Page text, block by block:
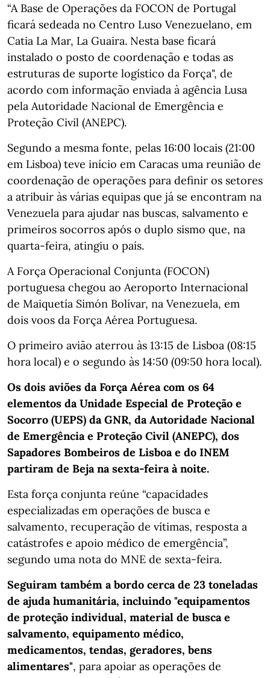
“A Base de Operações da FOCON de Portugal
ficará sedeada no Centro Luso Venezuelano, em
Catia La Mar, La Guaira. Nesta base ficará
instalado o posto de coordenação e todas as
estruturas de suporte logístico da Força", de
acordo com informação enviada à agência Lusa
pela Autoridade Nacional de Emergência e
Proteção Civil (ANEPC).
Segundo a mesma fonte, pelas 16:00 locais (21:00
em Lisboa) teve início em Caracas uma reunião de
coordenação de operações para definir os setores
a atribuir às várias equipas que já se encontram na
Venezuela para ajudar nas buscas, salvamento e
primeiros socorros após o duplo sismo que, na
quarta-feira, atingiu o país.
A Força Operacional Conjunta (FOCON)
portuguesa chegou ao Aeroporto Internacional
de Maiquetía Simón Bolívar, na Venezuela, em
dois voos da Força Aérea Portuguesa.
O primeiro avião aterrou às 13:15 de Lisboa (08:15
hora local) e o segundo às 14:50 (09:50 hora local).
Os dois aviões da Força Aérea com os 64
elementos da Unidade Especial de Proteção e
Socorro (UEPS) da GNR, da Autoridade Nacional
de Emergência e Proteção Civil (ANEPC), dos
Sapadores Bombeiros de Lisboa e do INEM
partiram de Beja na sexta-feira à noite.
Esta força conjunta reúne “capacidades
especializadas em operações de busca e
salvamento, recuperação de vítimas, resposta a
catástrofes e apoio médico de emergência”,
segundo uma nota do MNE de sexta-feira.
Seguiram também a bordo cerca de 23 toneladas
de ajuda humanitária, incluindo "equipamentos
de proteção individual, material de busca e
salvamento, equipamento médico,
medicamentos, tendas, geradores, bens
alimentares", para apoiar as operações de